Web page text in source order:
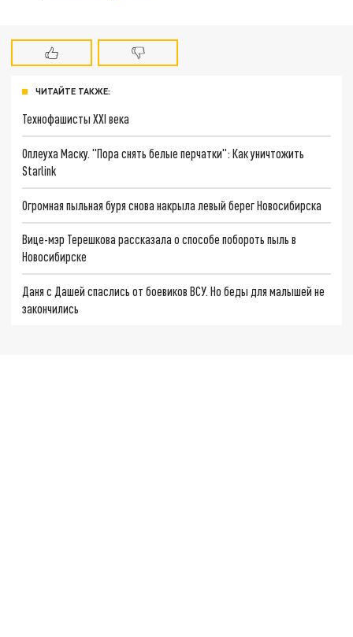
ЧИТАЙТЕ ТАКЖЕ:
Технофашисты XXI века
Оплеуха Маску. "Пора снять белые перчатки": Как уничтожить
Starlink
Огромная пыльная буря снова накрыла левый берег Новосибирска
Вице-мэр Терешкова рассказала о способе побороть пыль в
Новосибирске
Даня с Дашей спаслись от боевиков ВСУ. Но беды для малышей не
закончились